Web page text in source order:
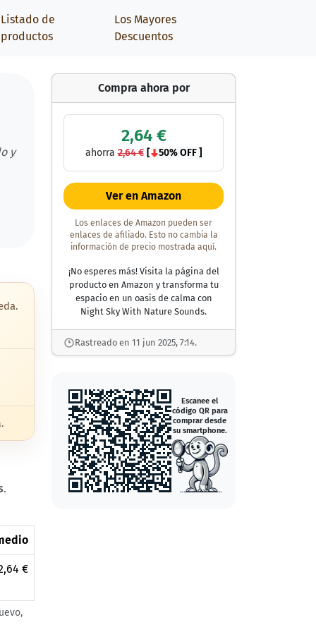
Listado de
productos
Los Mayores
Descuentos
y
.
€
Compra ahora por
2,64 €
ahorra2,64 € [ 50% OFF ]
Ver en Amazon
Los enlaces de Amazon pueden ser
enlaces de afiliado. Esto no cambia la
información de precio mostrada aquí.
¡No esperes más! Visita la página del
producto en Amazon y transforma tu
espacio en un oasis de calma con
Night Sky With Nature Sounds.
Rastreado en 11 jun 2025, 7:14.
Escanee el
código QR para
comprar desde
su smartphone.